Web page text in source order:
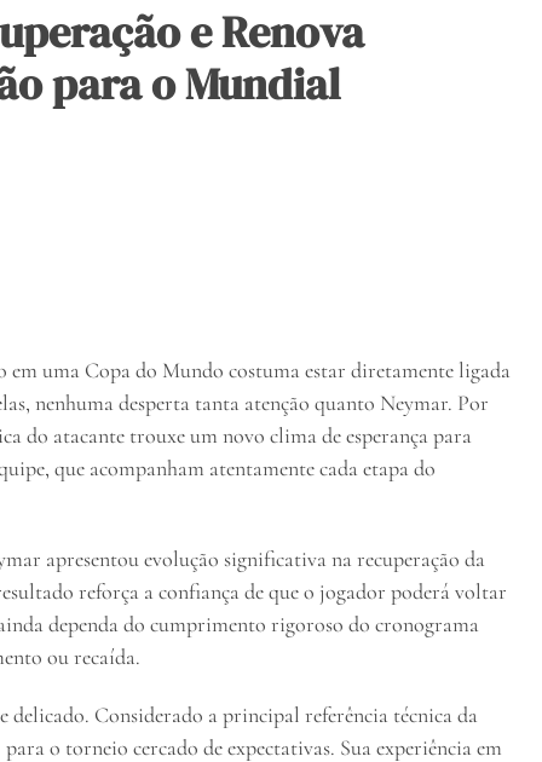
e Renova
para o Mundial
uma Copa do Mundo costuma estar diretamente ligada
nenhuma desperta tanta atenção quanto Neymar. Por
do atacante trouxe um novo clima de esperança para
que acompanham atentamente cada etapa do
apresentou evolução significativa na recuperação da
reforça a confiança de que o jogador poderá voltar
dependa do cumprimento rigoroso do cronograma
ou recaída.
Considerado a principal referência técnica da
o torneio cercado de expectativas. Sua experiência em